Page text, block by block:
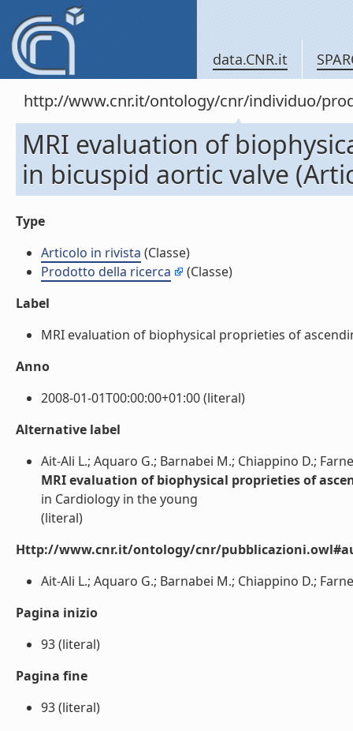
data.CNR.it
http://www.cnr.it/ontology/cnr/individuo/
MRI evaluation of
in bicuspid aortic valve
Type
Articolo in rivista (Classe)
Prodotto della ricerca
(Classe)
Label
MRI evaluation of biophysical proprieties of
Anno
2008-01-01T00:00:00+01:00 (literal)
Alternative label
Ait-Ali L.; Aquaro G.; Barnabei M.; Chiappino D.;
MRI evaluation of biophysical proprieties of
in Cardiology in the young
(literal)
Http://www.cnr.it/ontology/cnr/
Ait-Ali L.; Aquaro G.; Barnabei M.; Chiappino D.;
Pagina inizio
93 (literal)
Pagina fine
93 (literal)